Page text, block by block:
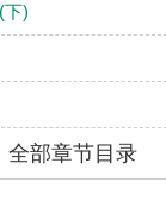
下)
全部章节目录